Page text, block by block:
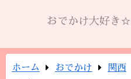
おでかけ大好き
ホーム おでかけ 関西